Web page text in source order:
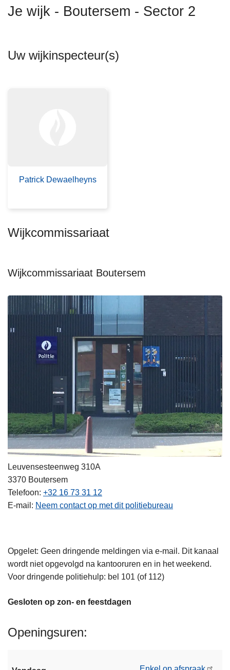
Je wijk - Boutersem - Sector 2
Uw wijkinspecteur(s)
Patrick Dewaelheyns
Wijkcommissariaat
Wijkcommissariaat Boutersem
Leuvensesteenweg 310A
3370 Boutersem
Telefoon +32 16 73 31 12
E-mail
Neem contact op met dit politiebureau
Opgelet: Geen dringende meldingen via e-mail. Dit kanaal
wordt niet opgevolgd na kantooruren en in het weekend.
Voor dringende politiehulp: bel 101 (of 112)
Gesloten op zon- en feestdagen
Openingsuren